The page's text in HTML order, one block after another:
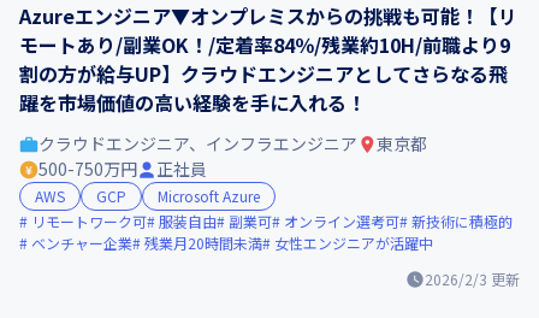
Azureエンジニア▼オンプレミスからの挑戦も可能！【リ
モートあり/副業OK！/定着率84％/残業約10H/前職より9
割の方が給与UP】クラウドエンジニアとしてさらなる飛
躍を市場価値の高い経験を手に入れる！
2026/2/3 更新
クラウドエンジニア、インフラエンジニア
東京都
500-750万円
正社員
AWS GCP
Microsoft Azure
リモートワーク可 服装自由 副業可 オンライン選考可 新技術に積極的
ベンチャー企業 残業月20時間未満 女性エンジニアが活躍中